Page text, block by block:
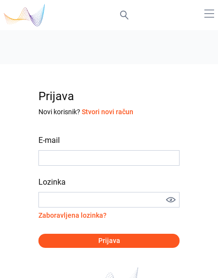
Prijava
Novi korisnik? Stvori novi račun
E-mail
Lozinka
Zaboravljena lozinka?
Prijava